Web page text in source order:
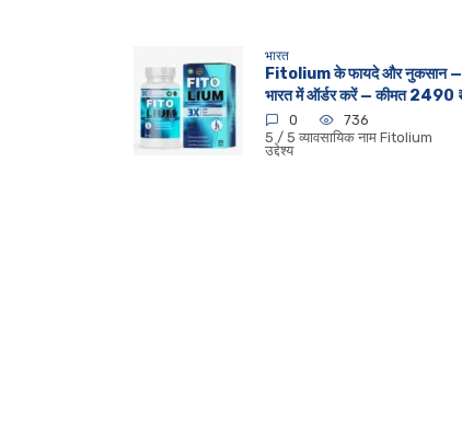
भारत
Fitolium के फायदे और नुकसान —
भारत में ऑर्डर करें — कीमत 2490 ₹
0
736
5 / 5 व्यावसायिक नाम Fitolium
उद्देश्य